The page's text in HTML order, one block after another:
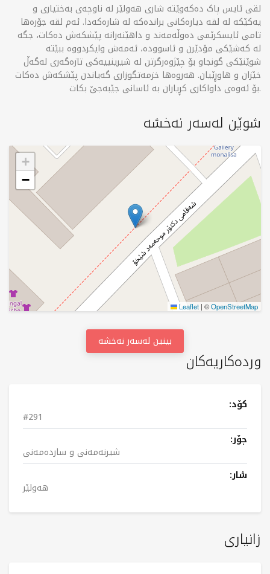
وردەکاریەکان
کۆد:
#291
جۆر:
شیرنەمەنی و ساردەمەنی
شار:
هەولێر
زانیاری
لقی ئایس پاک دەکەوێتە شاری هەولێر لە ناوچەی بەختیاری و
یەکێکە لە لقە دیارەکانی براندەکە لە شارەکەدا. ئەم لقە جۆرەها
تامی ئایسکرێمی دەوڵەمەند و داهێنەرانە پێشکەش دەکات، جگە
لە کەشێکی مۆدێرن و ئاسوودە، ئەمەش وایکردووە ببێتە
شوێنێکی گونجاو بۆ چێژوەرگرتن لە شیرینییەکی تازەگەری لەگەڵ
خێزان و هاوڕێیان. هەروەها خزمەتگوزاری گەیاندن پێشکەش دەکات
بۆ ئەوەی داواکاری کڕیاران بە ئاسانی جێبەجێ بکات.
شوێن لەسەر نەخشە
+
−
Leaflet | ©OpenStreetMap
بینین لەسەر نەخشە